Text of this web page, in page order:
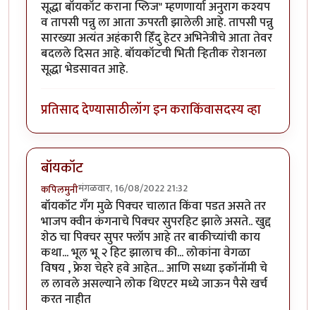
सूद्धा बॉयकॉट कराना प्लिज" म्हणणार्या अनुराग कश्यप
व तापसी पन्नु ला आता ऊपरती झालेली आहे. तापसी पन्नु
सारख्या अत्यंत अहंकारी हिँंदु हेटर अभिनेत्रीचे आता तेवर
बदलले दिसत आहे. बॉयकॉटची भिती र्‍हितीक रोशनला
सूद्धा भेडसावत आहे.
प्रतिसाद देण्यासाठीलॉग इन कराकिंवासदस्य व्हा
बॉयकॉट
कपिलमुनीमंगळवार, 16/08/2022 21:32
बॉयकॉट गँग मुळे पिक्चर चालात किंवा पडत असते तर
भाजप क्वीन कंगनाचे पिक्चर सुपरहिट झाले असते.. खुद्द
शेठ चा पिक्चर सुपर फ्लॉप आहे तर बाकीच्यांची काय
कथा... भूल भू २ हिट झालाच की... लोकांना वेगळा
विषय , फ्रेश चेहरे हवे आहेत... आणि सध्या इकॉनॉमी चे
ल लावले असल्याने लोक थिएटर मध्ये जाऊन पैसे खर्च
करत नाहीत